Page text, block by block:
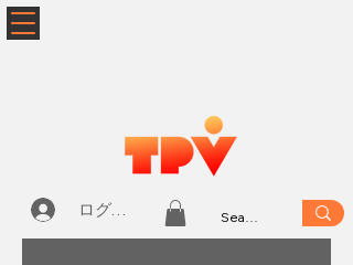
ログイン